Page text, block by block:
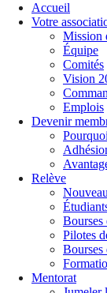
Accueil
Votre
Mission
Équipe
Comités
Vision
Emplois
Devenir
Relève
Bourses
Pilotes
Bourses
Mentorat